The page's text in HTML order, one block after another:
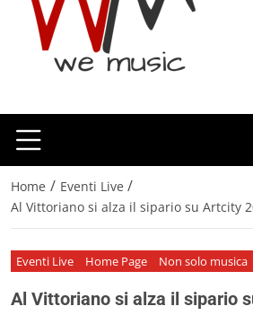
Home / Eventi Live /
Al Vittoriano si alza il sipario su Artcity
Eventi Live Home Page Non solo musica
Al Vittoriano si alza il sipario